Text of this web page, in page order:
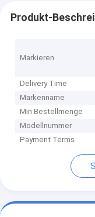
Produkt-
Markieren
Delivery Time
Markenname
Min Bestellmenge
Modellnummer
Payment Terms